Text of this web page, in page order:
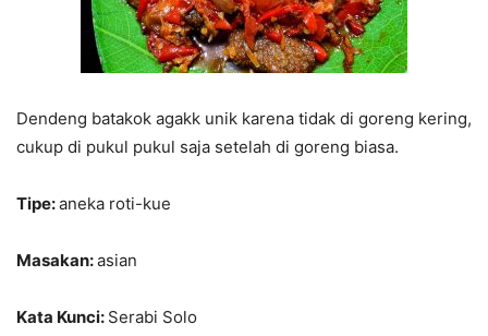
Dendeng batakok agakk unik karena tidak di goreng kering,
cukup di pukul pukul saja setelah di goreng biasa.
Tipe:aneka roti-kue
Masakan:asian
Kata Kunci: Serabi Solo